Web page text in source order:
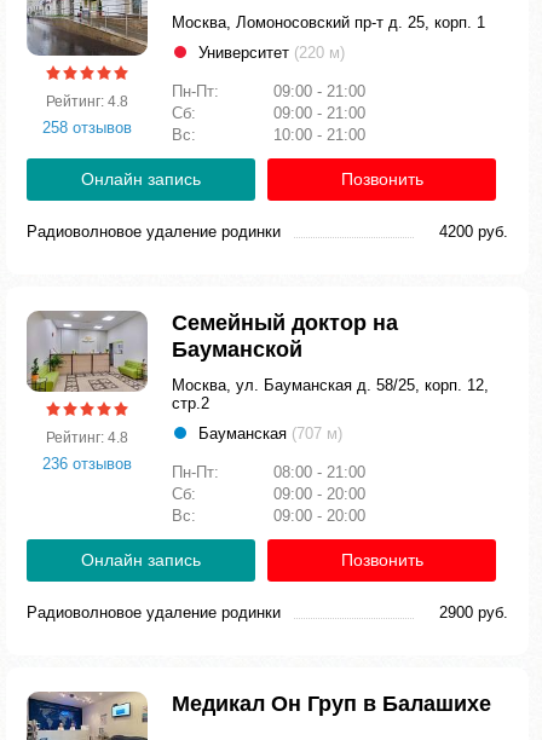
Рейтинг: 4.8
258 отзывов
Москва, Ломоносовский пр-т д. 25, корп. 1
Университет (220 м)
Пн-Пт:
09:00 - 21:00
Сб:
09:00 - 21:00
Вс:
10:00 - 21:00
Онлайн запись Позвонить
Радиоволновое удаление родинки 4200 руб.
Рейтинг: 4.8
236 отзывов
Семейный доктор на
Бауманской
Москва, ул. Бауманская д. 58/25, корп. 12,
стр.2
Бауманская (707 м)
Пн-Пт:
08:00 - 21:00
Сб:
09:00 - 20:00
Вс:
09:00 - 20:00
Онлайн запись Позвонить
Радиоволновое удаление родинки 2900 руб.
Медикал Он Груп в Балашихе